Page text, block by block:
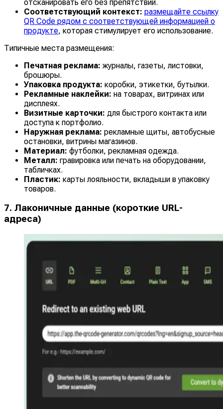
отсканировать его без препятствий.
Соответствующий контекст: размещайте ссылку
QR Code рядом с соответствующей информацией о
продукте, которая стимулирует его использование.
Типичные места размещения:
Печатная реклама: журналы, газеты, листовки,
брошюры.
Упаковка продукта: коробки, этикетки, бутылки.
Рекламные наклейки: на товарах, витринах или
дисплеях.
Визитные карточки: для быстрого контакта или
доступа к портфолио.
Наружная реклама: рекламные щиты, автобусные
остановки, витрины магазинов.
Материал: футболки, рекламная одежда.
Металл: гравировка или печать на оборудовании,
табличках.
Пластик: карты лояльности, вкладыши в упаковку
товаров.
7. Лаконичные данные (короткие URL-
адреса)